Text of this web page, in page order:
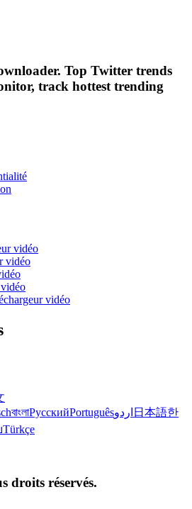
Top Twitter trends
track hottest trending
vidéo
vidéo
vidéo
বাংলাРусскийPortuguêsاردو 日本語한
Türkçe
droits réservés.